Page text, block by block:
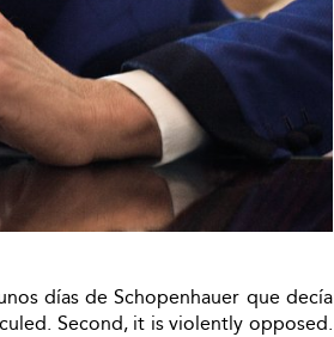
días de Schopenhauer que decía
Second, it is violently opposed.